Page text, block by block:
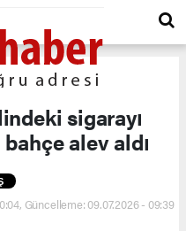
sigarayı
alev aldı
Güncelleme: 09.07.2026 - 09:39